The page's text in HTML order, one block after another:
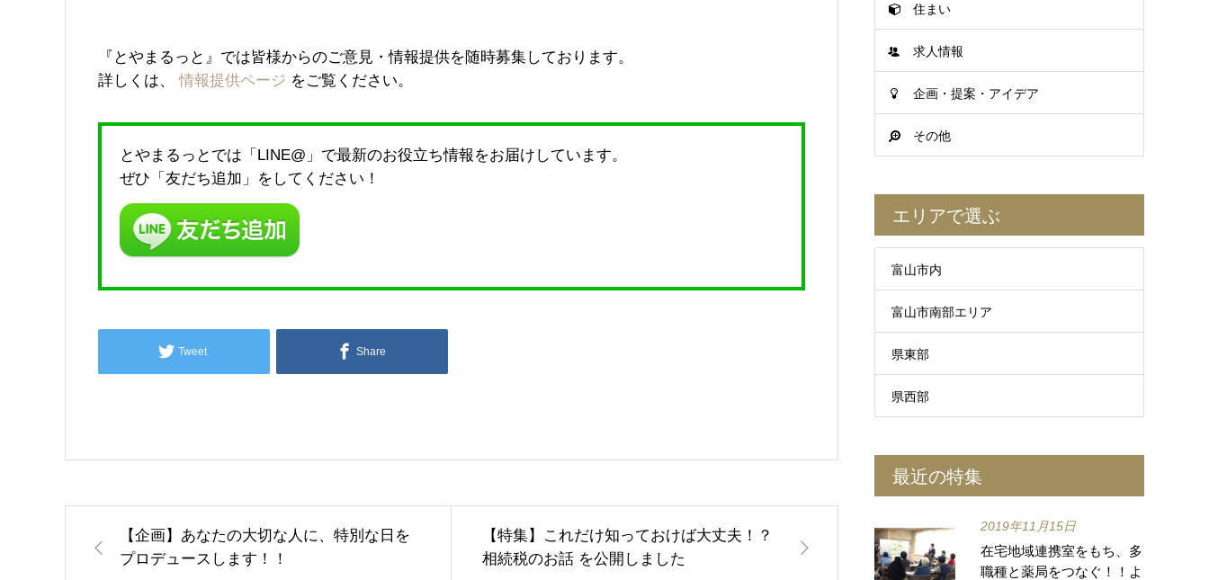
『とやまるっと』では皆様からのご意見・情報提供を随時募集しております。
詳しくは、情報提供ページ をご覧ください。
とやまるっとでは「LINE@」で最新のお役立ち情報をお届けしています。
ぜひ「友だち追加」をしてください！
Tweet Share
【企画】あなたの大切な人に、特別な日を
プロデュースします！！
【特集】これだけ知っておけば大丈夫！？
相続税のお話 を公開しました
住まい
求人情報
企画・提案・アイデア
その他
エリアで選ぶ
富山市内
富山市南部エリア
県東部
県西部
最近の特集
2019年11月15日
在宅地域連携室をもち、多
職種と薬局をつなぐ！！よ